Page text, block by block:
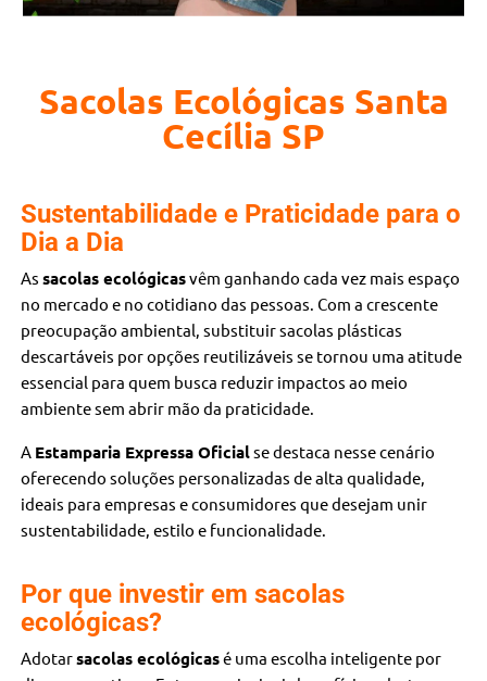
Sacolas Ecológicas Santa
Cecília SP
Sustentabilidade e Praticidade para o
Dia a Dia
Assacolas ecológicasvêm ganhando cada vez mais espaço
no mercado e no cotidiano das pessoas. Com a crescente
preocupação ambiental, substituir sacolas plásticas
descartáveis por opções reutilizáveis se tornou uma atitude
essencial para quem busca reduzir impactos ao meio
ambiente sem abrir mão da praticidade.
A Estamparia Expressa Oficialse destaca nesse cenário
oferecendo soluções personalizadas de alta qualidade,
ideais para empresas e consumidores que desejam unir
sustentabilidade, estilo e funcionalidade.
Por que investir em sacolas
ecológicas?
Adotarsacolas ecológicasé uma escolha inteligente por